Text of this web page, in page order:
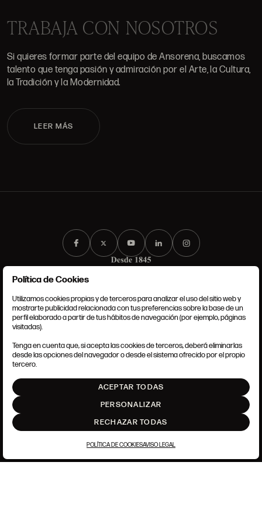
TRABAJA CON NOSOTROS
Si quieres formar parte del equipo de Ansorena, buscamos
talento que tenga pasión y admiración por el Arte, la Cultura,
la Tradición y la Modernidad.
LEER MÁS
CONDICIONES GENERALES
POLÍTICA DE COOKIES
AJUSTE DE COOKIES
Política de Cookies
Utilizamos cookies propias y de terceros para analizar el uso del sitio web y
mostrarte publicidad relacionada con tus preferencias sobre la base de un
perfil elaborado a partir de tus hábitos de navegación (por ejemplo, páginas
visitadas).
Tenga en cuenta que, si acepta las cookies de terceros, deberá eliminarlas
desde las opciones del navegador o desde el sistema ofrecido por el propio
tercero.
ACEPTAR TODAS
PERSONALIZAR
RECHAZAR TODAS
POLÍTICA DE COOKIESAVISO LEGAL